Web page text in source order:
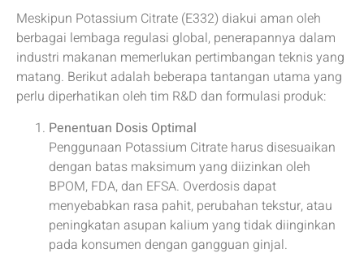
Meskipun Potassium Citrate (E332) diakui aman oleh
berbagai lembaga regulasi global, penerapannya dalam
industri makanan memerlukan pertimbangan teknis yang
matang. Berikut adalah beberapa tantangan utama yang
perlu diperhatikan oleh tim R&D dan formulasi produk:
Penentuan Dosis Optimal
Penggunaan Potassium Citrate harus disesuaikan
dengan batas maksimum yang diizinkan oleh
BPOM, FDA, dan EFSA. Overdosis dapat
menyebabkan rasa pahit, perubahan tekstur, atau
peningkatan asupan kalium yang tidak diinginkan
pada konsumen dengan gangguan ginjal.